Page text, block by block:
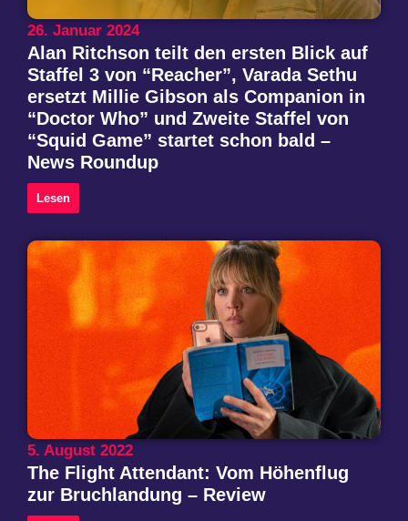
26. Januar 2024
Alan Ritchson teilt den ersten Blick auf
Staffel 3 von “Reacher”, Varada Sethu
ersetzt Millie Gibson als Companion in
“Doctor Who” und Zweite Staffel von
“Squid Game” startet schon bald –
News Roundup
Lesen
5. August 2022
The Flight Attendant: Vom Höhenflug
zur Bruchlandung – Review